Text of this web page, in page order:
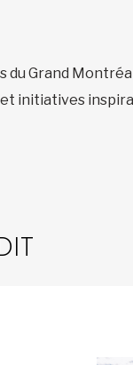
Grand
initiatives